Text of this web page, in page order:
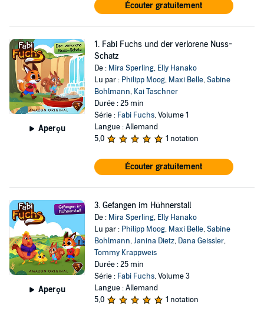
Écouter gratuitement
Aperçu
1. Fabi Fuchs und der verlorene Nuss-
Schatz
De : Mira Sperling, Elly Hanako
Lu par : Philipp Moog, Maxi Belle,Sabine
Bohlmann, Kai Taschner
Durée : 25 min
Série : Fabi Fuchs, Volume 1
Langue : Allemand
5,0
1 notation
Écouter gratuitement
Aperçu
3. Gefangen im Hühnerstall
De : Mira Sperling, Elly Hanako
Lu par : Philipp Moog, Maxi Belle,Sabine
Bohlmann,Janina Dietz, Dana Geissler,
Tommy Krappweis
Durée : 25 min
Série : Fabi Fuchs, Volume 3
Langue : Allemand
5,0
1 notation